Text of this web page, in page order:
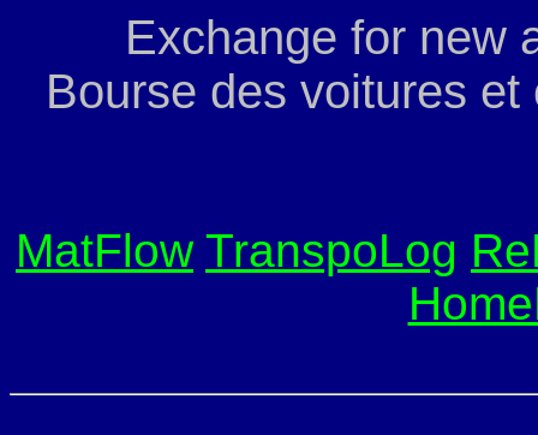
Exchange for new
Bourse des voitures
MatFlow TranspoLog